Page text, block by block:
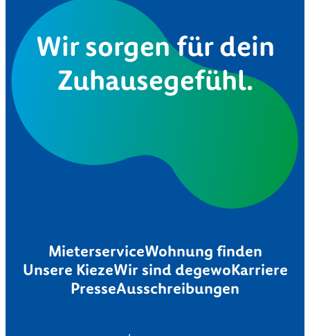
Wir sorgen für dein
Zuhausegefühl.
MieterserviceWohnung finden
Unsere KiezeWir sind degewoKarriere
PresseAusschreibungen